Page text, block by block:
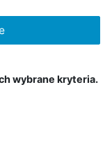
wybrane kryteria.